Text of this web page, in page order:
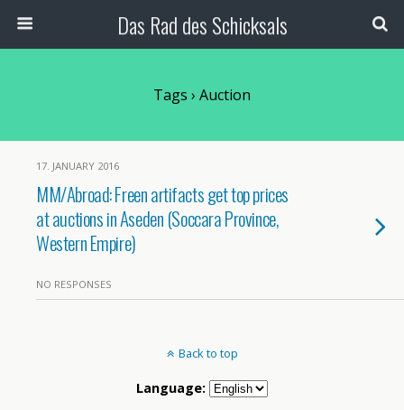
Das Rad des Schicksals
Tags › Auction
17. JANUARY 2016
MM/Abroad: Freen artifacts get top prices
at auctions in Aseden (Soccara Province,
Western Empire)
NO RESPONSES
Back to top
Language: